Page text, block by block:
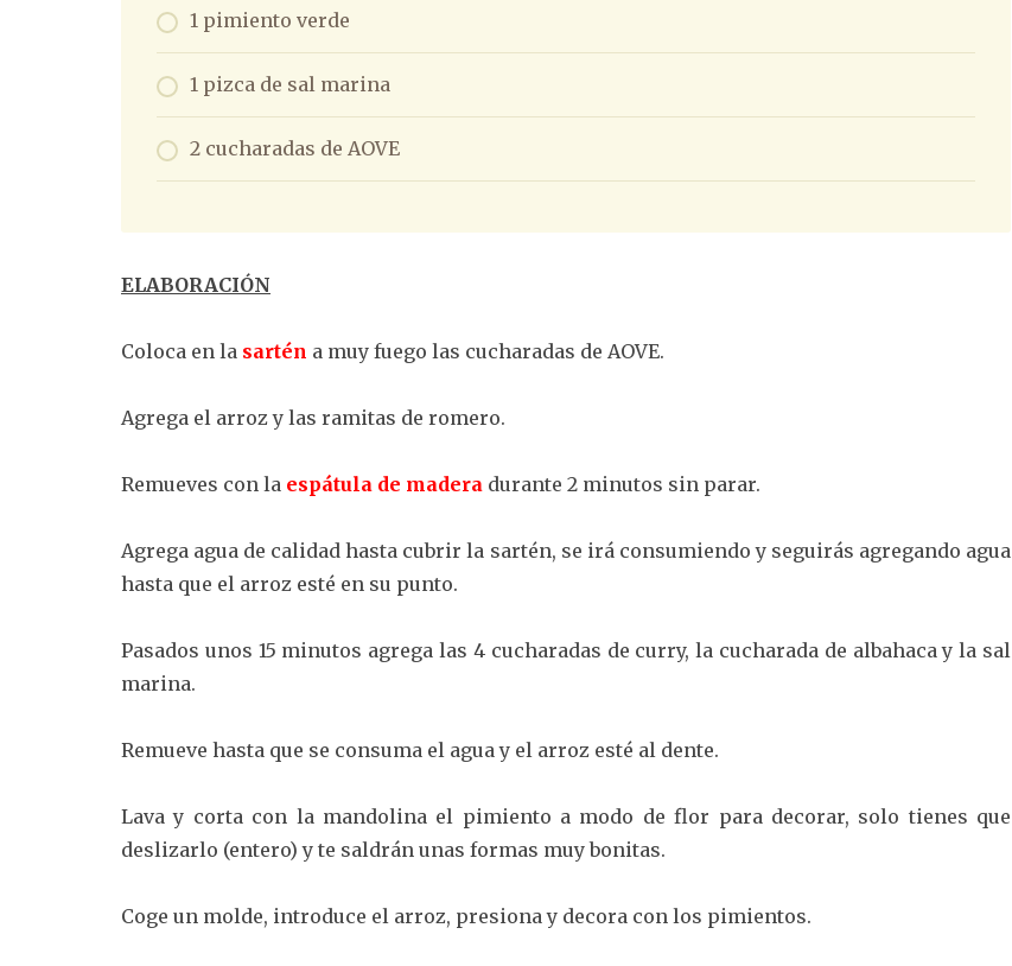
1 pimiento verde
1 pizca de sal marina
2 cucharadas de AOVE
ELABORACIÓN
Coloca en la sartén a muy fuego las cucharadas de AOVE.
Agrega el arroz y las ramitas de romero.
Remueves con la espátula de madera durante 2 minutos sin parar.
Agrega agua de calidad hasta cubrir la sartén, se irá consumiendo y seguirás agregando agua
hasta que el arroz esté en su punto.
Pasados unos 15 minutos agrega las 4 cucharadas de curry, la cucharada de albahaca y la sal
marina.
Remueve hasta que se consuma el agua y el arroz esté al dente.
Lava y corta con la mandolina el pimiento a modo de flor para decorar, solo tienes que
deslizarlo (entero) y te saldrán unas formas muy bonitas.
Coge un molde, introduce el arroz, presiona y decora con los pimientos.